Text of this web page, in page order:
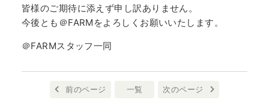
皆様のご期待に添えず申し訳ありません。
今後とも＠FARMをよろしくお願いいたします。
＠FARMスタッフ一同
前のページ 一覧 次のページ